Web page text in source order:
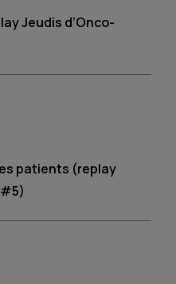
Jeudis d’Onco-
patients (replay